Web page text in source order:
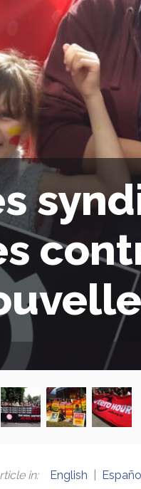
in: English